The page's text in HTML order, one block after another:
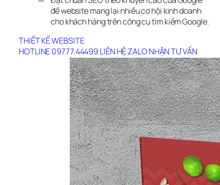
để website mang lại nhiều cơ hội kinh doanh
cho khách hàng trên công cụ tìm kiếm Google.
THIẾT KẾ WEBSITE
HOTLINE 09777.44499 LIÊN HỆ ZALO NHẬN TƯ VẤN